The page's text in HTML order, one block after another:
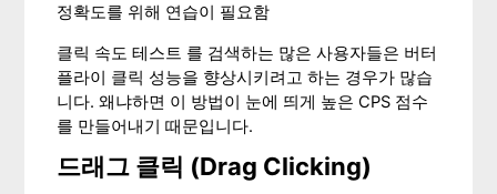
정확도를 위해 연습이 필요함
클릭 속도 테스트 를 검색하는 많은 사용자들은 버터
플라이 클릭 성능을 향상시키려고 하는 경우가 많습
니다. 왜냐하면 이 방법이 눈에 띄게 높은 CPS 점수
를 만들어내기 때문입니다.
드래그 클릭 (Drag Clicking)